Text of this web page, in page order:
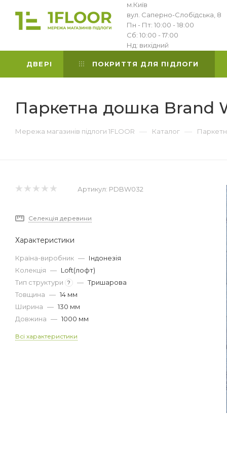
м.Київ
вул. Саперно-Слобідська, 8
Пн - Пт: 10:00 - 18:00
Сб: 10:00 - 17:00
Нд: вихідний
ДВЕРІ ПОКРИТТЯ ДЛЯ ПІДЛОГИ
Паркетна дошка Brand
Мережа магазинів підлоги 1FLOOR — Каталог —
Артикул: PDBW032
Селекція деревини
Характеристики
Країна-виробник — Індонезія
Колекція — Loft(лофт)
Тип структури
? — Тришарова
Товщина — 14 мм
Ширина — 130 мм
Довжина — 1000 мм
Всі характеристики